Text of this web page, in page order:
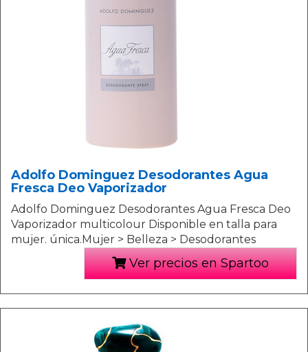
Adolfo Dominguez Desodorantes Agua
Fresca Deo Vaporizador
Adolfo Dominguez Desodorantes Agua Fresca Deo
Vaporizador multicolour Disponible en talla para
mujer. única.Mujer > Belleza > Desodorantes
Ver precios en Spartoo